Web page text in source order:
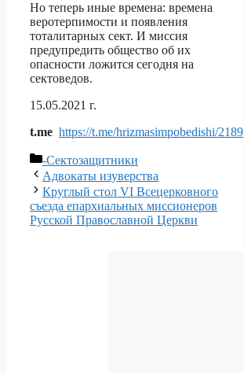
Но теперь иные времена: времена
веротерпимости и появления
тоталитарных сект. И миссия
предупредить общество об их
опасности ложится сегодня на
сектоведов.
15.05.2021 г.
t.me https://t.me/hrizmasimpobedishi/2189
Рубрики
-Сектозащитники
Адвокаты изуверства
Круглый стол VI Всецерковного
съезда епархиальных миссионеров
Русской Православной Церкви